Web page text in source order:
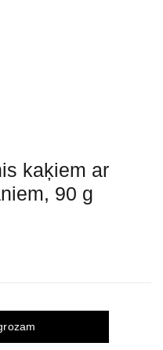
kaķiem ar
90 g